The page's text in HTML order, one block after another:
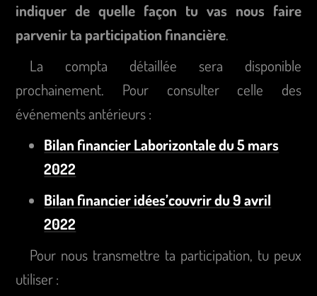
indiquer de quelle façon tu vas nous faire
parvenir ta participation financière.
La compta détaillée sera disponible
prochainement. Pour consulter celle des
événements antérieurs :
Bilan financier Laborizontale du 5 mars
2022
Bilan financier idées’couvrir du 9 avril
2022
Pour nous transmettre ta participation, tu peux
utiliser :